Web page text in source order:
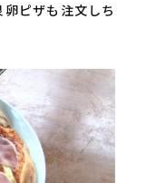
ピザも注文しち